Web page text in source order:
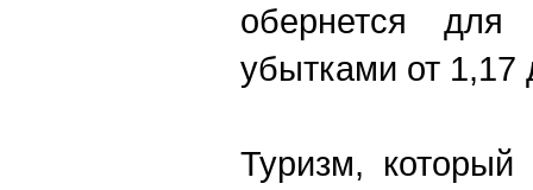
обернется для
убытками от 1,17
Туризм, который